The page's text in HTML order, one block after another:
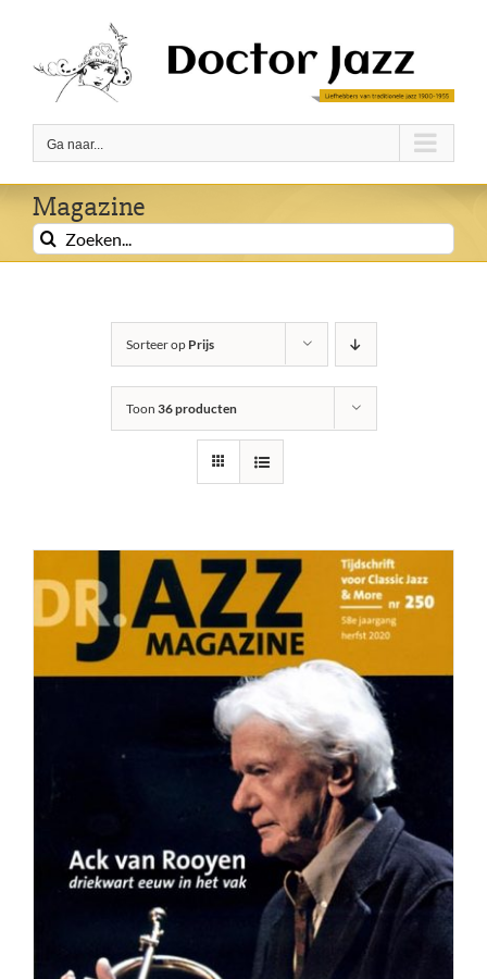
inhoud
Ga naar...
Magazine
Zoeken
naar:
Sorteer op Prijs
Toon 36 producten